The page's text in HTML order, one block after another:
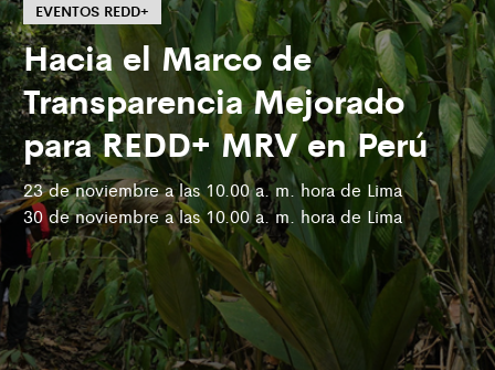
EVENTOS REDD+
Hacia el Marco de
Transparencia Mejorado
para REDD+ MRV en Perú
23 de noviembre a las 10.00 a. m. hora de Lima
30 de noviembre a las 10.00 a. m. hora de Lima